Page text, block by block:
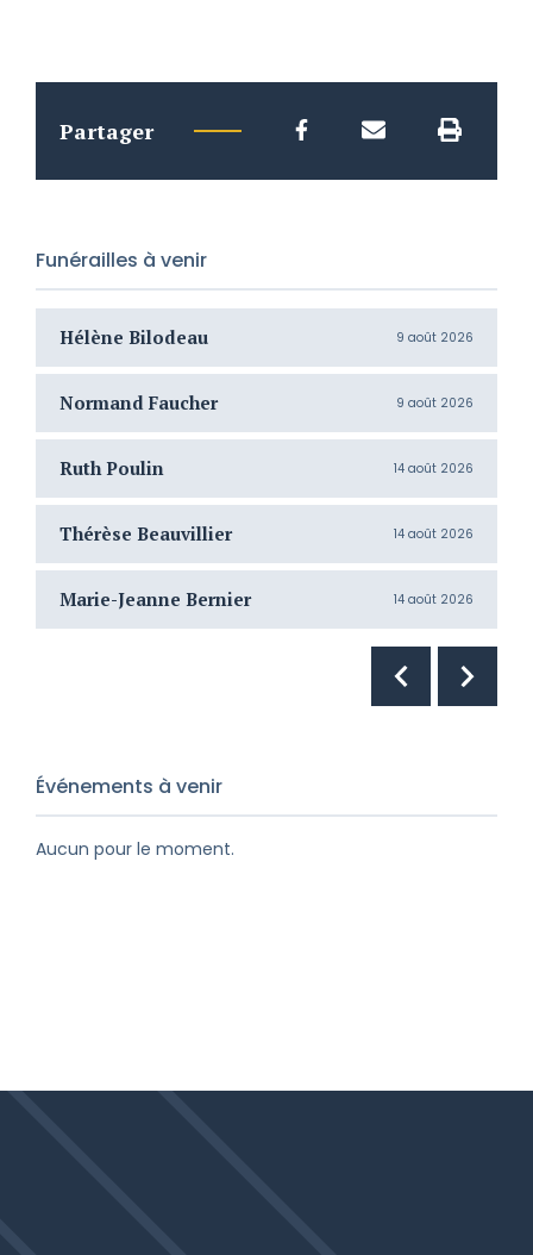
Partager
Funérailles à venir
Hélène Bilodeau 9 août 2026
Normand Faucher 9 août 2026
Ruth Poulin 14 août 2026
Thérèse Beauvillier 14 août 2026
Marie-Jeanne Bernier 14 août 2026
Événements à venir
Aucun pour le moment.